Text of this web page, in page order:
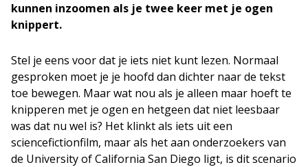
kunnen inzoomen als je twee keer met je ogen
knippert.
Stel je eens voor dat je iets niet kunt lezen. Normaal
gesproken moet je je hoofd dan dichter naar de tekst
toe bewegen. Maar wat nou als je alleen maar hoeft te
knipperen met je ogen en hetgeen dat niet leesbaar
was dat nu wel is? Het klinkt als iets uit een
sciencefictionfilm, maar als het aan onderzoekers van
de University of California San Diego ligt, is dit scenario